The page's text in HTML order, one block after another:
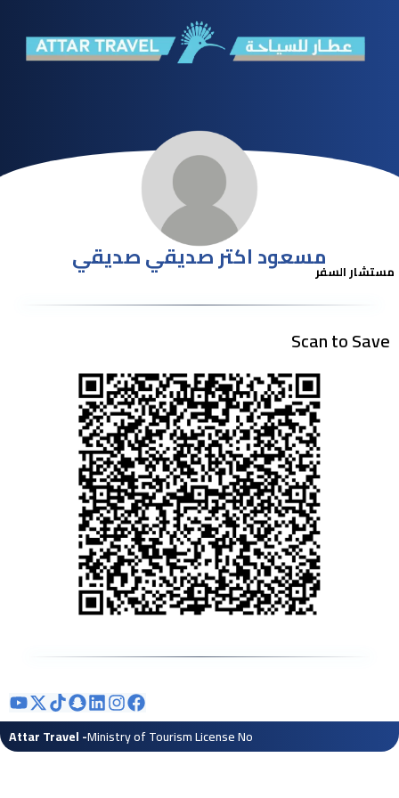
مسعود اكتر صديقي صديقيمستشار السفر
Scan to Save
- Attar TravelMinistry of Tourism License No